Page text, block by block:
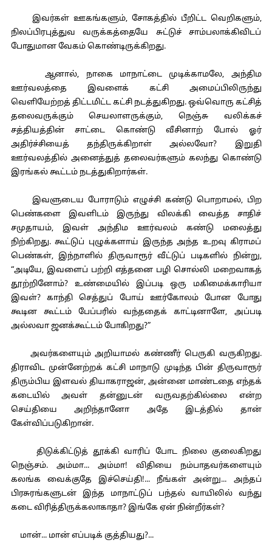
இவர்கள் ஊகங்களும், சோகத்தில் பீறிட்ட வெறிகளும்,
நிலப்பிரபுத்துவ வருக்கத்தையே சுட்டுச் சாம்பலாக்கிவிடப்
போதுமான வேகம் கொண்டிருக்கிறது.
ஆனால், நாகை மாநாட்டை முடிக்காமலே, அந்திம
ஊர்வலத்தை இவளைக் கட்சி அமைப்பிலிருந்து
வெளியேற்றத் திட்டமிட்ட கட்சி நடத்துகிறது. ஒவ்வொரு கட்சித்
தலைவருக்கும் செயலாளருக்கும், நெஞ்சு வலிக்கச்
சத்தியத்தின் சாட்டை கொண்டு வீசினாற் போல் ஓர்
அதிர்ச்சியைத் தந்திருக்கிறாள் அல்லவோ? இறுதி
ஊர்வலத்தில் அனைத்துத் தலைவர்களும் கலந்து கொண்டு
இரங்கல் கூட்டம் நடத்துகிறார்கள்.
இவளுடைய போராடும் எழுச்சி கண்டு பொறாமல், பிற
பெண்களை இவளிடம் இருந்து விலக்கி வைத்த சாதிச்
சமுதாயம், இவள் அந்திம ஊர்வலம் கண்டு மலைத்து
நிற்கிறது. கூட்டுப் புழுக்களாய் இருந்த அந்த உறவு கிராமப்
பெண்கள், இந்நாளில் திருவாரூர் வீட்டுப் படிகளில் நின்று,
“அடியே, இவளைப் பற்றி எத்தனை பழி சொல்லி மறைவாகத்
தூற்றினோம்? உண்மையில் இப்படி ஒரு மகிமைக்காரியா
இவள்? காந்தி செத்துப் போய் ஊர்கோலம் போன போது
கூடின கூட்டம் பேப்பரில் வந்ததைக் காட்டினாளே, அப்படி
அல்லவா ஜனக்கூட்டம் போகிறது?”
அவர்களையும் அறியாமல் கண்ணீர் பெருகி வருகிறது.
திராவிட முன்னேற்றக் கட்சி மாநாடு முடிந்த பின் திருவாரூர்
திரும்பிய இளவல் தியாகராஜன், அன்னை மாண்டதை எந்தக்
கடையில் அவள் தன்னுடன் வருவதற்கில்லை என்ற
செய்தியை அறிந்தானோ அதே இடத்தில் தான்
கேள்விப்படுகிறான்.
திடுக்கிட்டுத் தூக்கி வாரிப் போட நிலை குலைகிறது
நெஞ்சம். அம்மா... அம்மா! விதியை நம்பாதவர்களையும்
கலங்க வைக்குதே இச்செய்தி!... நீங்கள் அன்று... அந்தப்
பிரசுரங்களுடன் இந்த மாநாட்டுப் பந்தல் வாயிலில் வந்து
கடை விரித்திருக்கலாகாதா? இங்கே ஏன் நின்றீர்கள்?
மான்... மான் எப்படிக் குத்தியது?...